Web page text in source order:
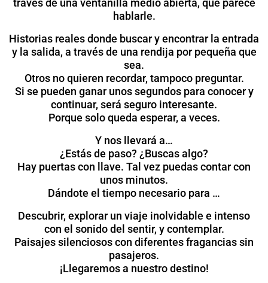
hablarle.
Historias reales donde buscar y encontrar la entrada
y la salida, a través de una rendija por pequeña que
sea.
Otros no quieren recordar, tampoco preguntar.
Si se pueden ganar unos segundos para conocer y
continuar, será seguro interesante.
Porque solo queda esperar, a veces.
Y nos llevará a…
¿Estás de paso? ¿Buscas algo?
Hay puertas con llave. Tal vez puedas contar con
unos minutos.
Dándote el tiempo necesario para …
Descubrir, explorar un viaje inolvidable e intenso
con el sonido del sentir, y contemplar.
Paisajes silenciosos con diferentes fragancias sin
pasajeros.
¡Llegaremos a nuestro destino!